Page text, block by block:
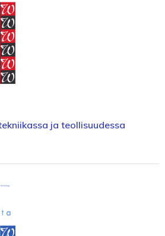
ja teollisuudessa